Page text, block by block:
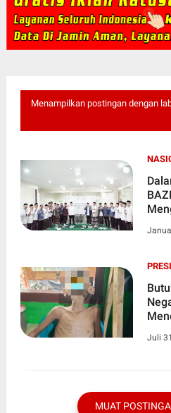
Menampilkan postingan dengan
Juli
MUAT